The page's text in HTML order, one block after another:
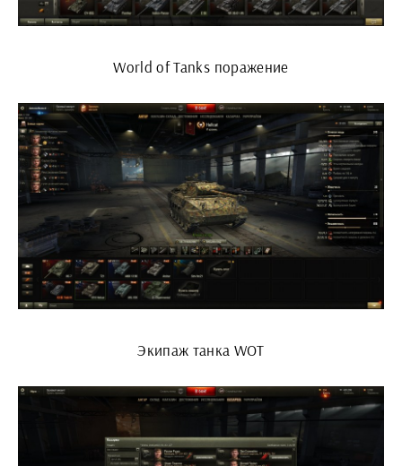
World of Tanks поражение
Экипаж танка WOT